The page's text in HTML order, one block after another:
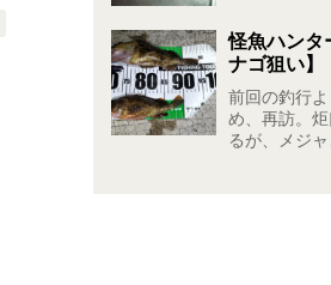
怪魚ハンタ
ナゴ狙い】
前回の釣行
め、再訪。
るが、メジ